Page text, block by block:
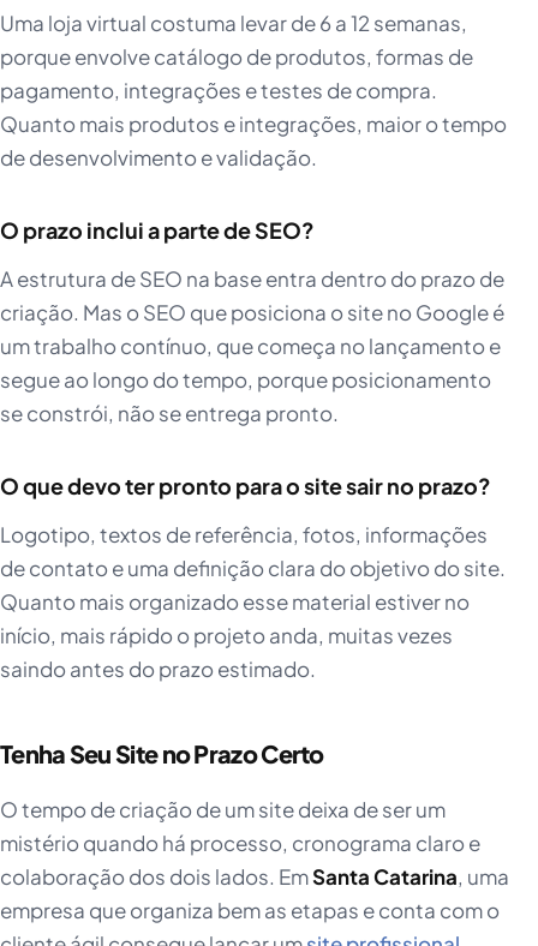
Uma loja virtual costuma levar de 6 a 12 semanas,
porque envolve catálogo de produtos, formas de
pagamento, integrações e testes de compra.
Quanto mais produtos e integrações, maior o tempo
de desenvolvimento e validação.
O prazo inclui a parte de SEO?
A estrutura de SEO na base entra dentro do prazo de
criação. Mas o SEO que posiciona o site no Google é
um trabalho contínuo, que começa no lançamento e
segue ao longo do tempo, porque posicionamento
se constrói, não se entrega pronto.
O que devo ter pronto para o site sair no prazo?
Logotipo, textos de referência, fotos, informações
de contato e uma definição clara do objetivo do site.
Quanto mais organizado esse material estiver no
início, mais rápido o projeto anda, muitas vezes
saindo antes do prazo estimado.
Tenha Seu Site no Prazo Certo
O tempo de criação de um site deixa de ser um
mistério quando há processo, cronograma claro e
colaboração dos dois lados. EmSanta Catarina, uma
empresa que organiza bem as etapas e conta com o